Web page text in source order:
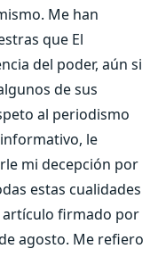
Me han
que El
del poder, aún si
de sus
al periodismo
le
mi decepción por
estas cualidades
artículo firmado por
agosto. Me refiero